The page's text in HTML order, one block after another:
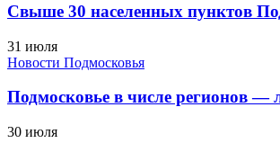
Свыше 30 населенных пунктов
31 июля
Новости Подмосковья
Подмосковье в числе регионов —
30 июля